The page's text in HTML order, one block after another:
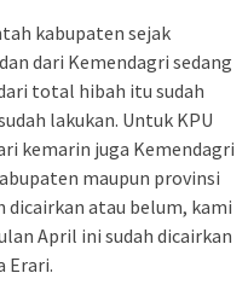
kabupaten sejak
dari Kemendagri sedang
total hibah itu sudah
lakukan. Untuk KPU
kemarin juga Kemendagri
maupun provinsi
dicairkan atau belum, kami
April ini sudah dicairkan
Erari.